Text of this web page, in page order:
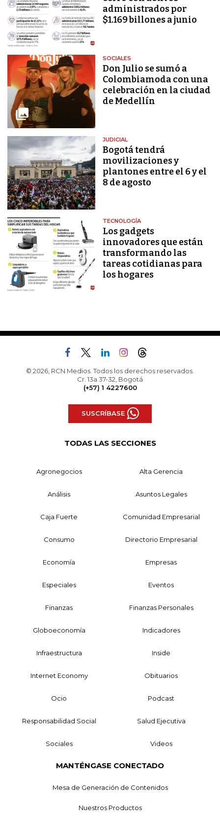
administrados por
$1.169 billones a junio
SOCIALES
Don Julio se sumó a
Colombiamoda con una
celebración en la ciudad
de Medellín
JUDICIAL
Bogotá tendrá
movilizaciones y
plantones entre el 6 y el
8 de agosto
TECNOLOGÍA
Los gadgets
innovadores que están
transformando las
tareas cotidianas para
los hogares
© 2026, RCN Medios. Todos los derechos reservados.
Cr. 13a 37-32, Bogotá
(+57) 1 4227600
SUSCRÍBASE
TODAS LAS SECCIONES
Agronegocios Alta Gerencia
Análisis Asuntos Legales
Caja Fuerte Comunidad Empresarial
Consumo Directorio Empresarial
Economía Empresas
Especiales Eventos
Finanzas Finanzas Personales
Globoeconomía Indicadores
Infraestructura Inside
Internet Economy Obituarios
Ocio Podcast
Responsabilidad Social Salud Ejecutiva
Sociales Videos
MANTÉNGASE CONECTADO
Mesa de Generación de Contenidos
Nuestros Productos